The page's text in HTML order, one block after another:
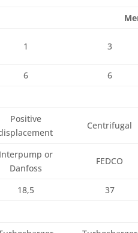
1 3
6 6
Positive
Centrifugal
Interpump or
Danfoss
FEDCO
18,5 37